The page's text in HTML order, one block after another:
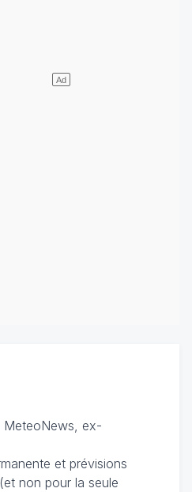
MeteoNews, ex-
et prévisions
non pour la seule